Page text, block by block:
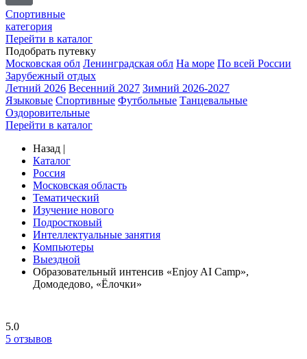
Спортивные
категория
Перейти в каталог
Подобрать путевку
Московская обл Ленинградская обл На море По всей России
Зарубежный отдых
Летний 2026 Весенний 2027 Зимний 2026-2027
Языковые Спортивные Футбольные Танцевальные
Оздоровительные
Перейти в каталог
Назад |
Каталог
Россия
Московская область
Тематический
Изучение нового
Подростковый
Интеллектуальные занятия
Компьютеры
Выездной
Образовательный интенсив «Enjoy AI Camp»,
Домодедово, «Ёлочки»
5.0
5 отзывов